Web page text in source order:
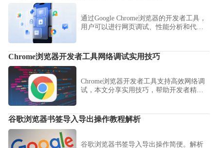
通过Google Chrome浏览器的开发者工具，
用户可以进行网页调试、性能分析和代码
Chrome浏览器开发者工具网络调试实用技巧
Chrome浏览器开发者工具支持高效网络调
试，本文分享实用技巧，帮助开发者精准
谷歌浏览器书签导入导出操作教程解析
谷歌浏览器书签导入导出操作简便。解析